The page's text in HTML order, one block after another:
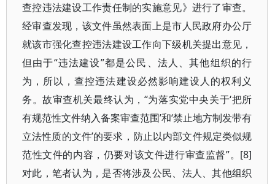
查控违法建设工作责任制的实施意见》进行了审查。
经审查发现，该文件虽然表面上是市人民政府办公厅
就该市强化查控违法建设工作向下级机关提出意见，
但由于“违法建设”都是公民、法人、其他组织的行
为，所以，查控违法建设必然影响建设人的权利义
务。故审查机关最终认为，“为落实党中央关于‘把所
有规范性文件纳入备案审查范围’和‘禁止地方制发带有
立法性质的文件’的要求，防止以内部文件规定类似规
范性文件的内容，仍要对该文件进行审查监督”。[8]
对此，笔者认为，是否将涉及公民、法人、其他组织